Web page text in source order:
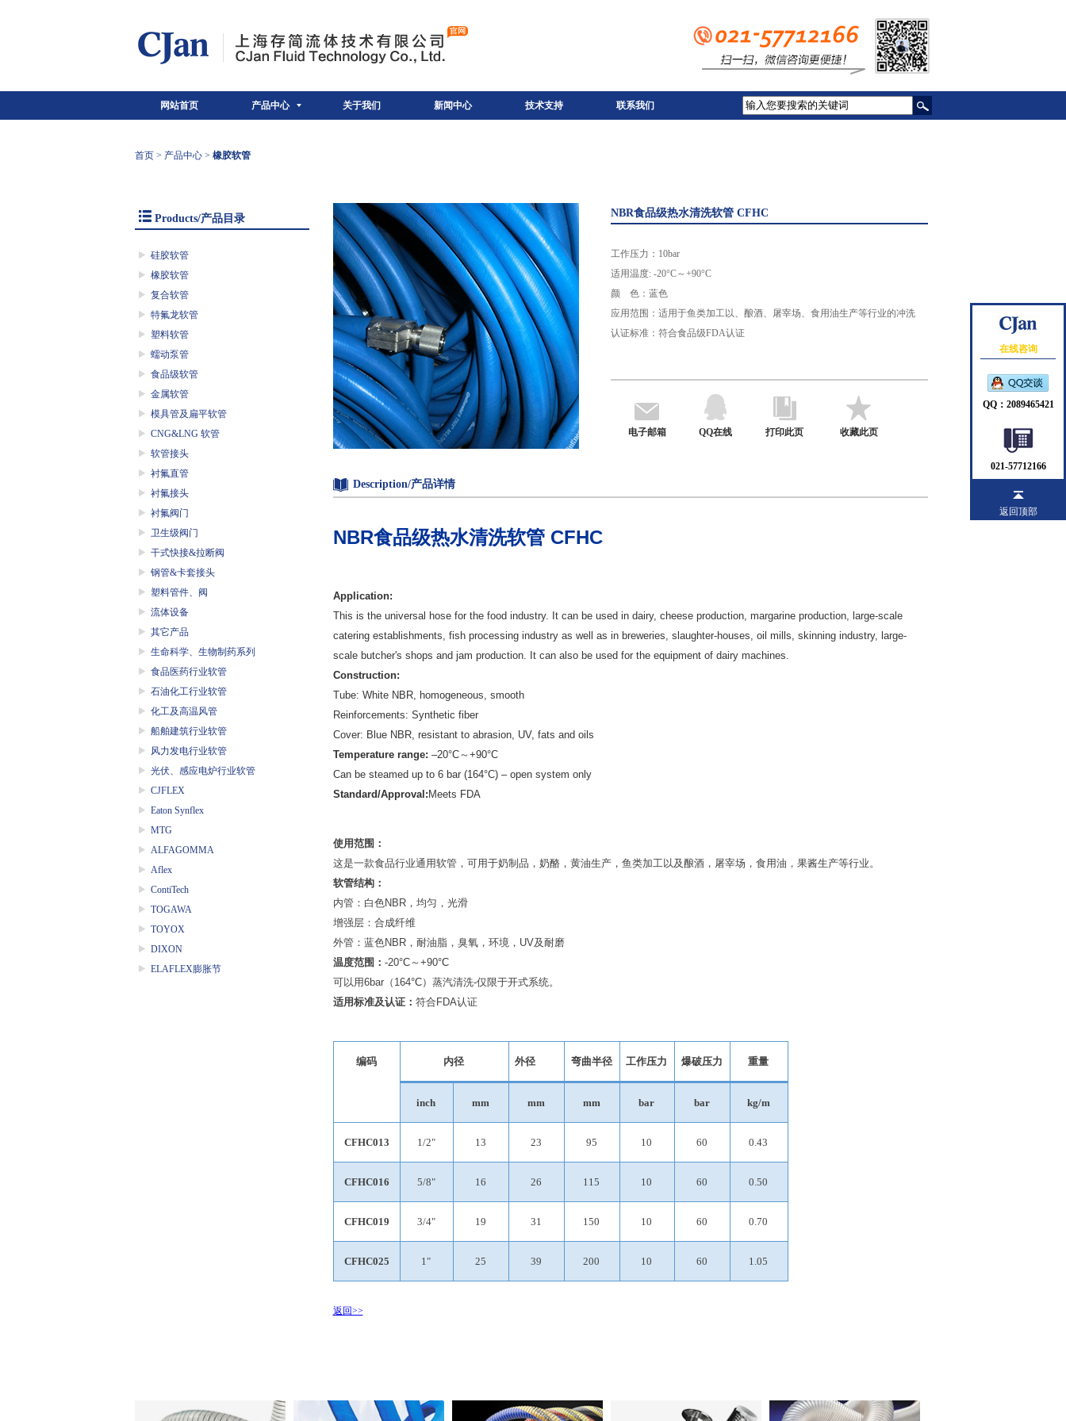
网站首页 产品中心 关于我们 新闻中心 技术支持 联系我们
首页> 产品中心> 橡胶软管
Products/产品目录
硅胶软管
橡胶软管
复合软管
特氟龙软管
塑料软管
蠕动泵管
食品级软管
金属软管
模具管及扁平软管
CNG&LNG 软管
软管接头
衬氟直管
衬氟接头
衬氟阀门
卫生级阀门
干式快接&拉断阀
钢管&卡套接头
塑料管件、阀
流体设备
其它产品
生命科学、生物制药系列
食品医药行业软管
石油化工行业软管
化工及高温风管
船舶建筑行业软管
风力发电行业软管
光伏、感应电炉行业软管
CJFLEX
Eaton Synflex
MTG
ALFAGOMMA
Aflex
ContiTech
TOGAWA
TOYOX
DIXON
ELAFLEX膨胀节
NBR食品级热水清洗软管 CFHC
工作压力：10bar
适用温度: -20°C～+90°C
颜 色：蓝色
应用范围：适用于鱼类加工以、酿酒、屠宰场、食用油生产等行业的冲洗
认证标准：符合食品级FDA认证
电子邮箱 QQ在线 打印此页 收藏此页
Description/产品详情
NBR食品级热水清洗软管 CFHC
Application:
This is the universal hose for the food industry. It can be used in dairy, cheese production, margarine production, large-scale
catering establishments, fish processing industry as well as in breweries, slaughter-houses, oil mills, skinning industry, large-
scale butcher's shops and jam production. It can also be used for the equipment of dairy machines.
Construction:
Tube: White NBR, homogeneous, smooth
Reinforcements: Synthetic fiber
Cover: Blue NBR, resistant to abrasion, UV, fats and oils
Temperature range: –20°C～ +90°C
Can be steamed up to 6 bar (164°C) – open system only
Standard/Approval: Meets FDA
使用范围 ：
这是一款食品行业通用软管，可用于奶制品，奶酪，黄油生产，鱼类加工以及酿酒，屠宰场，食用油，果酱生产等行业。
软管结构：
内管：白色NBR，均匀，光滑
增强层：合成纤维
外管：蓝色NBR，耐油脂，臭氧，环境， UV及耐磨
温度范围： -20°C～ +90°C
可以用6bar（ 164°C）蒸汽清洗-仅限于开式系统。
适用标准及认证： 符合 FDA认证
编码 内径 外径 弯曲半径 工作压力 爆破压力 重量
inch mm mm mm bar bar kg/m
CFHC013 1/2" 13 23 95 10 60 0.43
CFHC016 5/8" 16 26 115 10 60 0.50
CFHC019 3/4" 19 31 150 10 60 0.70
CFHC025 1" 25 39 200 10 60 1.05
返回>>
在线咨询
QQ：2089465421
021-57712166
返回顶部